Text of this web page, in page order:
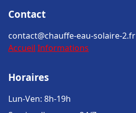
Contact
contact@chauffe-eau-solaire-2.fr
Accueil Informations
Horaires
Lun-Ven: 8h-19h